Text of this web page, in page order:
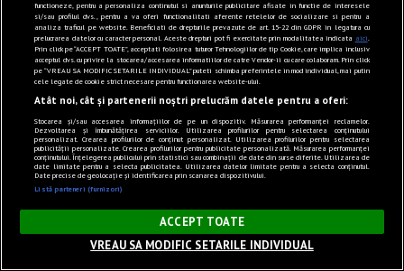
×
functioneze, pentru a personaliza continutul si anunturile publicitare afisate in functie de interesele
si/sau profilul dvs., pentru a va oferi functionalitati aferente retelelor de socializare si pentru a
analiza traficul pe website. Beneficiati de drepturile prevazute de art. 15-22 din GDPR in legatura cu
prelucrarea datelor cu caracter personal. Aceste drepturi pot fi exercitate prin modalitatea indicata aici.
Prin click pe “ACCEPT TOATE”, acceptati folosirea tuturor Tehnologiilor de tip Cookie, care implica inclusiv
acceptul dvs. cu privire la stocarea/accesarea informatiilor de catre Vendor-ii cu care colaboram. Prin click
pe “VREAU SA MODIFIC SETARILE INDIVIDUAL” puteti schimba preferintele in mod individual, mai putin
cele legate de cookie strict necesare pentru functionarea website-ului.
Atât noi, cât și partenerii noștri prelucrăm datele pentru a oferi:
Stocarea și/sau accesarea informațiilor de pe un dispozitiv. Măsurarea performanței reclamelor.
Dezvoltarea și îmbunătățirea serviciilor. Utilizarea profilurilor pentru selectarea conținutului
personalizat. Crearea profilurilor de conținut personalizat. Utilizarea profilurilor pentru selectarea
publicității personalizate. Crearea profilurilor pentru publicitate personalizată. Măsurarea performanței
conținutului. Înțelegerea publicului prin statistici sau combinații de date din surse diferite. Utilizarea de
date limitate pentru a selecta publicitatea. Utilizarea datelor limitate pentru a selecta conținutul.
Date precise de geolocație și identificarea prin scanarea dispozitivului.
Listă parteneri (furnizori)
ACCEPT TOATE
VREAU SA MODIFIC SETARILE INDIVIDUAL